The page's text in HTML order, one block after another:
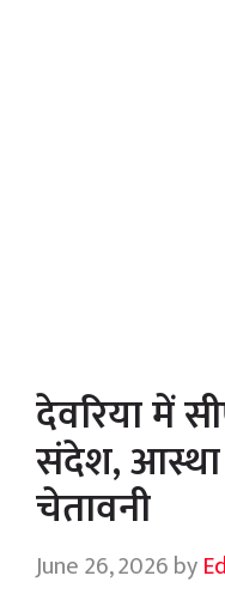
देवरिया में
संदेश,
चेतावनी
June 26, 2026by